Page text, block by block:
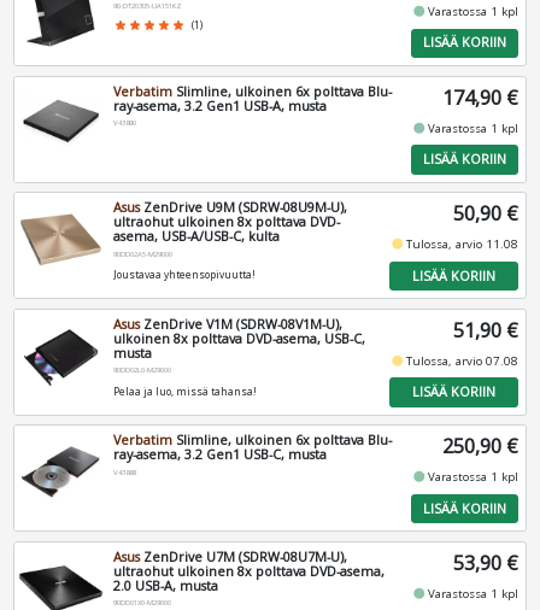
90-DT20305-UA151KZ
star star star star star (1)
fiber_manual_recordVarastossa 1 kpl
LISÄÄ KORIIN
Verbatim Slimline, ulkoinen 6x polttava Blu-
ray-asema, 3.2 Gen1 USB-A, musta
V43890
174,90 €
fiber_manual_recordVarastossa 1 kpl
LISÄÄ KORIIN
AsusZenDrive U9M (SDRW-08U9M-U),
ultraohut ulkoinen 8x polttava DVD-
asema, USB-A/USB-C, kulta
90DD02A5-M29000
Joustavaa yhteensopivuutta!
50,90 €
fiber_manual_recordTulossa, arvio 11.08
LISÄÄ KORIIN
AsusZenDrive V1M (SDRW-08V1M-U),
ulkoinen 8x polttava DVD-asema, USB-C,
musta
90DD02L0-M29000
Pelaa ja luo, missä tahansa!
51,90 €
fiber_manual_recordTulossa, arvio 07.08
LISÄÄ KORIIN
Verbatim Slimline, ulkoinen 6x polttava Blu-
ray-asema, 3.2 Gen1 USB-C, musta
V43889
250,90 €
fiber_manual_recordVarastossa 1 kpl
LISÄÄ KORIIN
AsusZenDrive U7M (SDRW-08U7M-U),
ultraohut ulkoinen 8x polttava DVD-asema,
2.0 USB-A, musta
90DD01X0-M29000
53,90 €
fiber_manual_recordVarastossa 1 kpl